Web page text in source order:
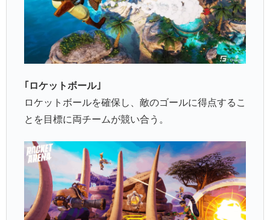
｢ロケットボール｣
ロケットボールを確保し、敵のゴールに得点するこ
とを目標に両チームが競い合う。